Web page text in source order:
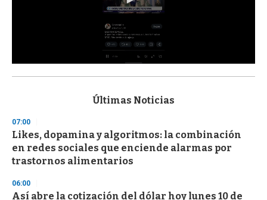
s
d
s
o
f
3
s
e
Últimas Noticias
07:00
Likes, dopamina y algoritmos: la combinación
en redes sociales que enciende alarmas por
trastornos alimentarios
06:00
Así abre la cotización del dólar hoy lunes 10 de